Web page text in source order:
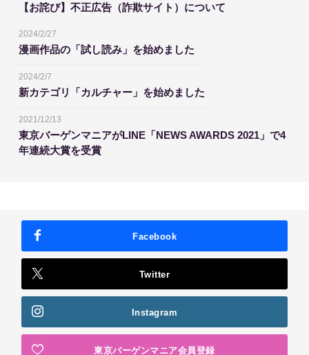
【お詫び】不正広告（詐欺サイト）について
2024/2/27
漫画作品の「試し読み」を始めました
2024/2/7
新カテゴリ「カルチャー」を始めました
2021/12/13
東京バーゲンマニアがLINE「NEWS AWARDS 2021」で4
年連続大賞を受賞
Facebook
Twitter
Instagram
東京バーゲンマニア会員登録